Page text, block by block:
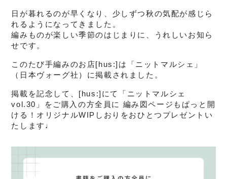
日が暮れるのが早くなり、少しずつ秋の気配が感じら
れるようになってきました。
編みものが楽しい季節のはじまりに、うれしいお知ら
せです。
このたび手編みのお店[hus:]は「ニットマルシェ」
（日本ヴォーグ社）に掲載されました。
掲載を記念して、[hus:]にて「ニットマルシェ
vol.30」をご購入の方全員に 編み図ページもぱっと開
ける！オリジナルWIPしおりをおひとつプレゼントい
たします♩